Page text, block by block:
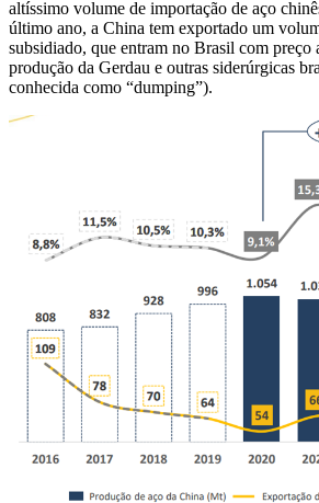
altíssimo volume de importação de aço
último ano, a China tem exportado um
subsidiado, que entram no Brasil com preço
produção da Gerdau e outras siderúrgicas
conhecida como “dumping”).